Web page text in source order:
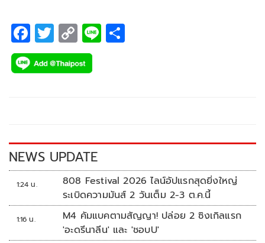
F
ac
e
k
T
wi
tt
C
o
p
k
Li
NEWS UPDATE
1:24 น.
808 Festival 2026 ไลน์อัปแรกสุดยิ่งใหญ่
ระเบิดความมันส์ 2 วันเต็ม 2-3 ต.ค.นี้
1:16 น.
M4 คัมแบคตามสัญญา! ปล่อย 2 ซิงเกิลแรก
'อะดรีนาลีน' และ 'ชอบU'